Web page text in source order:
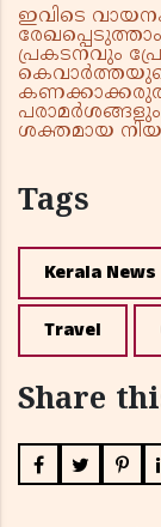
ഇവിടെ
പ്രകടനവും
ശക്തമായ
Tags
Kerala News
Travel
Share